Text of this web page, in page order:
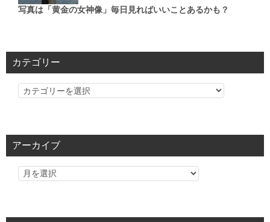
写真は「黄金の女神像」毎日見ればいいことあるかも？
カテゴリー
カ
リ
アーカイブ